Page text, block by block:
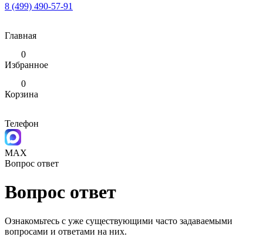
8 (499) 490-57-91
Главная
0
Избранное
0
Корзина
Телефон
MAX
Вопрос ответ
Вопрос ответ
Ознакомьтесь с уже существующими часто задаваемыми
вопросами и ответами на них.